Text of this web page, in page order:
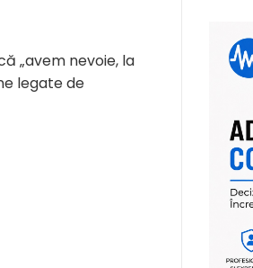
„avem nevoie, la
legate de